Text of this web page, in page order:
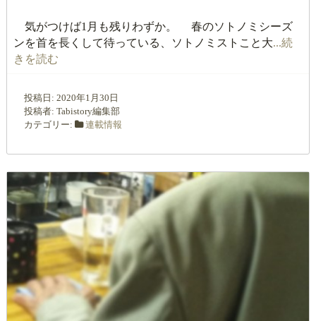
気がつけば1月も残りわずか。 春のソトノミシーズ
ンを首を長くして待っている、ソトノミストこと大...続
きを読む
投稿日: 2020年1月30日
投稿者: Tabistory編集部
カテゴリー:
連載情報